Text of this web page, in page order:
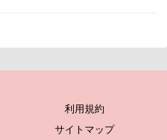
利用規約
サイトマップ